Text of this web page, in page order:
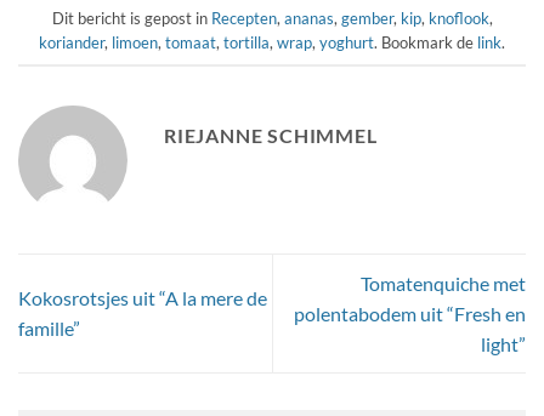
Dit bericht is gepost in Recepten, ananas, gember, kip, knoflook,
koriander, limoen, tomaat, tortilla, wrap, yoghurt. Bookmark de link.
RIEJANNE SCHIMMEL
Kokosrotsjes uit “A la mere de
famille”
Tomatenquiche met
polentabodem uit “Fresh en
light”